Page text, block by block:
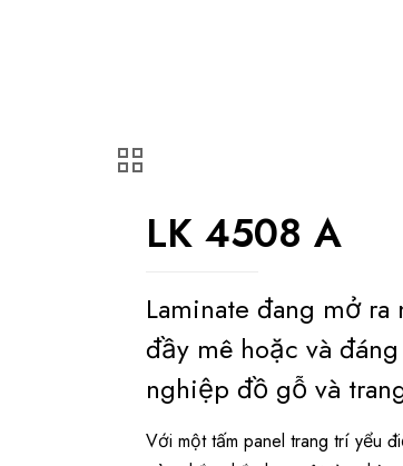
LK 4508 A
Laminate đang mở
đầy mê hoặc và
nghiệp đồ gỗ và
Với một tấm panel trang trí yểu